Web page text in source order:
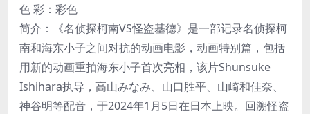
色 彩：彩色
简介：《名侦探柯南VS怪盗基德》是一部记录名侦探柯
南和海东小子之间对抗的动画电影，动画特别篇，包括
用新的动画重拍海东小子首次亮相，该片Shunsuke
Ishihara执导，高山みなみ、山口胜平、山崎和佳奈、
神谷明等配音，于2024年1月5日在日本上映。回溯怪盗